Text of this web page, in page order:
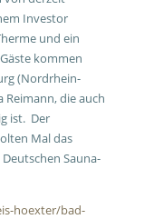
Investor
und ein
kommen
(Nordrhein-
Reimann, die auch
ist. Der
Mal das
Sauna-
hoexter/bad-